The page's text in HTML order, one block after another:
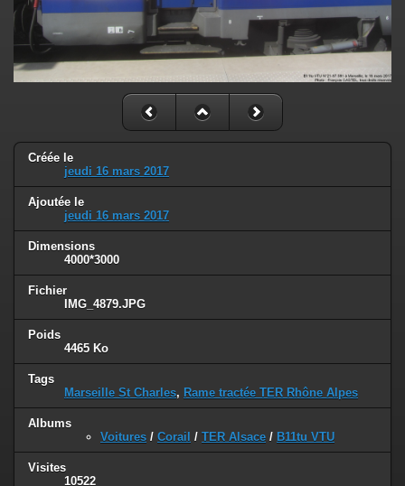
Créée le
jeudi 16 mars 2017
Ajoutée le
jeudi 16 mars 2017
Dimensions
4000*3000
Fichier
IMG_4879.JPG
Poids
4465 Ko
Tags
Marseille St Charles, Rame tractée TER Rhône Alpes
Albums
Voitures / Corail / TER Alsace / B11tu VTU
Visites
10522